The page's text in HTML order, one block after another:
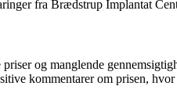
fra Brædstrup Implantat
og manglende
kommentarer om prisen,